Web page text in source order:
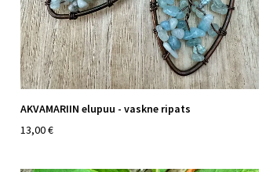
AKVAMARIIN elupuu - vaskne ripats
13,00 €